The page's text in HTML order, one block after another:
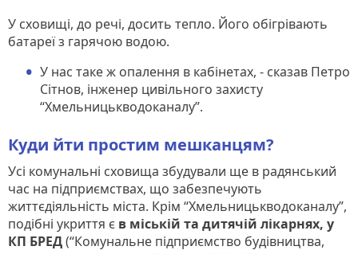
У сховищі, до речі, досить тепло. Його обігрівають
батареї з гарячою водою.
У нас таке ж опалення в кабінетах, - сказав Петро
Сітнов, інженер цивільного захисту
“Хмельницькводоканалу”.
Куди йти простим мешканцям?
Усі комунальні сховища збудували ще в радянський
час на підприємствах, що забезпечують
життєдіяльність міста. Крім “Хмельницькводоканалу”,
подібні укриття є в міській та дитячій лікарнях, у
КП БРЕД(“Комунальне підприємство будівництва,